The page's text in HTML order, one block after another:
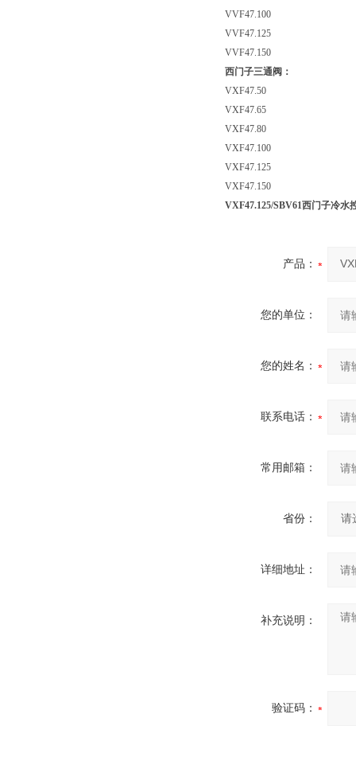
VVF47.100
VVF47.125
VVF47.150
西门子三通阀：
VXF47.50
VXF47.65
VXF47.80
VXF47.100
VXF47.125
VXF47.150
VXF47.125/SBV61西门子冷水
产品：
您的单位：
您的姓名：
联系电话：
常用邮箱：
省份：
详细地址：
补充说明：
验证码：